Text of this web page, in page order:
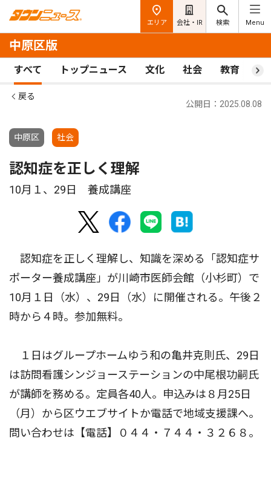
エリア 会社・IR 検索 Menu
中原区版
すべて トップニュース 文化 社会 教育 ス
戻る
中原区 社会
公開日：2025.08.08
認知症を正しく理解
10月１、29日 養成講座
認知症を正しく理解し、知識を深める「認知症サ
ポーター養成講座」が川崎市医師会館（小杉町）で
10月１日（水）、29日（水）に開催される。午後２
時から４時。参加無料。
１日はグループホームゆう和の亀井克則氏、29日
は訪問看護シンジョーステーションの中尾根功嗣氏
が講師を務める。定員各40人。申込みは８月25日
（月）から区ウエブサイトか電話で地域支援課へ。
問い合わせは【電話】０４４・７４４・３２６８。